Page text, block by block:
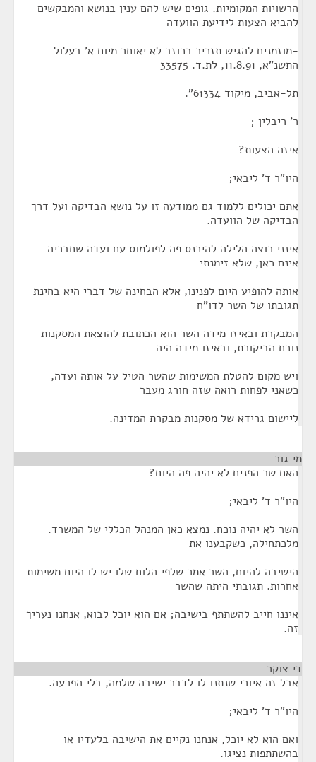
הרשויות המקומיות. גופים שיש להם ענין בנושא והמבקשים
להביא הצעות לידיעת הוועדה
-מוזמנים להגיש תזכיר בכוזב לא יאוחר מיום א' בעלול
התשנ"א, 11.8.91, לת.ד. 33575
תל-אביב, מיקוד 61334".
ר' ריבלין ;
איזה הצעות?
היו"ר ד' ליבאי;
אתם יכולים ללמוד גם ממודעה זו על נושא הבדיקה ועל דרך
הבדיקה של הוועדה.
אינני רוצה הלילה להיכנס פה לפולמוס עם ועדה שחבריה
אינם כאן, שלא זימנתי
אותה להופיע היום לפנינו, אלא הבחינה של דברי היא בחינת
תגובתו של השר לדו"ח
המבקרת ובאיזו מידה השר הוא הכתובת להוצאת המסקנות
נוכח הביקורת, ובאיזו מידה היה
ויש מקום להטלת המשימות שהשר הטיל על אותה ועדה,
כשאני לפחות רואה שזה חורג מעבר
ליישום גרידא של מסקנות מבקרת המדינה.
מי גור
האם שר הפנים לא יהיה פה היום?
היו"ר ד' ליבאי;
השר לא יהיה נוכח. נמצא כאן המנהל הכללי של המשרד.
מלכתחילה, כשקבענו את
הישיבה להיום, השר אמר שלפי הלוח שלו יש לו היום משימות
אחרות. תגובתי היתה שהשר
איננו חייב להשתתף בישיבה; אם הוא יוכל לבוא, אנחנו נעריך
זה.
די צוקר
אבל זה איורי שנתנו לו לדבר ישיבה שלמה, בלי הפרעה.
היו"ר ד' ליבאי;
ואם הוא לא יוכל, אנחנו נקיים את הישיבה בלעדיו או
בהשתתפות נציגו.